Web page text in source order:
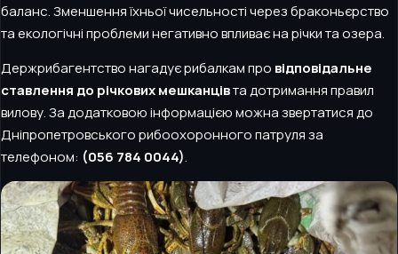
баланс. Зменшення їхньої чисельності через браконьєрство
та екологічні проблеми негативно впливає на річки та озера.
Держрибагентство нагадує рибалкам про відповідальне
ставлення до річкових мешканцівта дотримання правил
вилову. За додатковою інформацією можна звертатися до
Дніпропетровського рибоохоронного патруля за
телефоном: (056 784 0044).